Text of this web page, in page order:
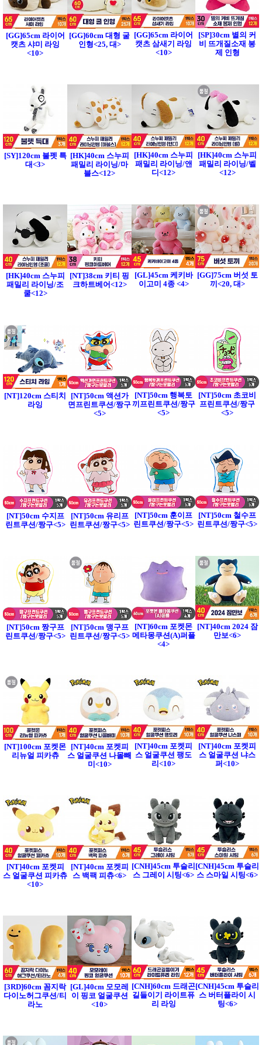
[GG]65cm 라이어
캣츠 샤미 라잉
<10>
[GG]60cm 대형 굴
인형<25, 대>
[GG]65cm 라이어
캣츠 삼새기 라잉
<10>
[SP]30cm 별의 커
비 뜨개질소재 봉
제 인형
[SY]120cm 불펫 특
대<3>
[HK]40cm 스누피
패밀리 라이닝/마
블스<12>
[HK]40cm 스누피
패밀리 라이닝/앤
디<12>
[HK]40cm 스누피
패밀리 라이닝/벨
<12>
[HK]40cm 스누피
패밀리 라이닝/조
쿨<12>
[NT]38cm 키티 핑
크하트베어<12>
[GL]45cm 케키바
이고미 4종 <4>
[GG]75cm 버섯 토
끼<20, 대>
[NT]120cm 스티치
라잉
[NT]50cm 액션가
면프린트쿠션/짱구
<5>
[NT]50cm 행복토
끼프린트쿠션/짱구
<5>
[NT]50cm 초코비
프린트쿠션/짱구
<5>
[NT]50cm 수지프
린트쿠션/짱구<5>
[NT]50cm 유리프
린트쿠션/짱구<5>
[NT]50cm 훈이프
린트쿠션/짱구<5>
[NT]50cm 철수프
린트쿠션/짱구<5>
[NT]50cm 짱구프
린트쿠션/짱구<5>
[NT]50cm 맹구프
린트쿠션/짱구<5>
[NT]60cm 포켓몬
메타몽쿠션(A)퍼플
<4>
[NT]40cm 2024 잠
만보<6>
[NT]100cm 포켓몬
리뉴얼 피카츄
[NT]40cm 포켓피
스 얼굴쿠션 나몰빼
미<10>
[NT]40cm 포켓피
스 얼굴쿠션 팽도
리<10>
[NT]40cm 포켓피
스 얼굴쿠션 냐스
퍼<10>
[NT]40cm 포켓피
스 얼굴쿠션 피카츄
<10>
[NT]40cm 포켓피
스 백팩 피츄<6>
[CNH]45cm 투슬리
스 그레이 시팅<6>
[CNH]45cm 투슬리
스 스마일 시팅<6>
[3RD]60cm 꼼지락
다이노허그쿠션/티
라노
[GL]40cm 모모레
이 핑코 얼굴쿠션
<10>
[CNH]60cm 드래곤
길들이기 라이트퓨
리 라잉
[CNH]45cm 투슬리
스 버터플라이 시
팅<6>